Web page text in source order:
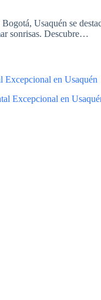
Usaquén se
sonrisas. Descubre…
Excepcional en Usaquén